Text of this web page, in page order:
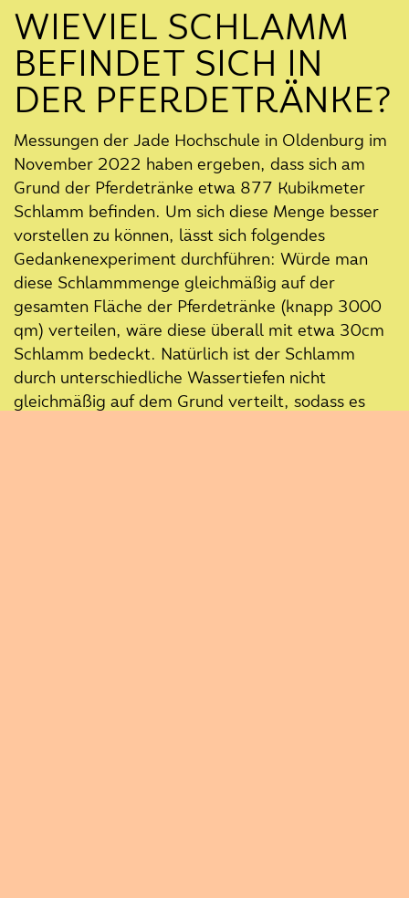
WIEVIEL SCHLAMM
BEFINDET SICH IN
DER PFERDETRÄNKE?
Messungen der Jade Hochschule in Oldenburg im
November 2022 haben ergeben, dass sich am
Grund der Pferdetränke etwa 877 Kubikmeter
Schlamm befinden. Um sich diese Menge besser
vorstellen zu können, lässt sich folgendes
Gedankenexperiment durchführen: Würde man
diese Schlammmenge gleichmäßig auf der
gesamten Fläche der Pferdetränke (knapp 3000
qm) verteilen, wäre diese überall mit etwa 30cm
Schlamm bedeckt. Natürlich ist der Schlamm
durch unterschiedliche Wassertiefen nicht
gleichmäßig auf dem Grund verteilt, sodass es